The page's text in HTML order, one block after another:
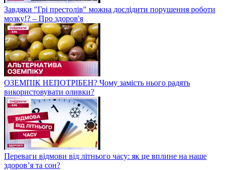
Завдяки "Грі престолів" можна дослідити порушення роботи
мозку!? – Про здоров'я
ОЗЕМПІК НЕПОТРІБЕН? Чому замість нього радять
використовувати оливки?
Переваги відмови від літнього часу: як це вплине на наше
здоров’я та сон?